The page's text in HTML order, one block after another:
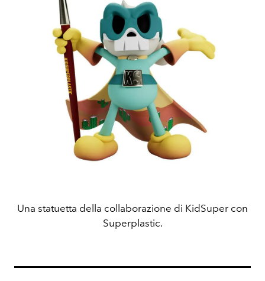
Una statuetta della collaborazione di KidSuper con
Superplastic.